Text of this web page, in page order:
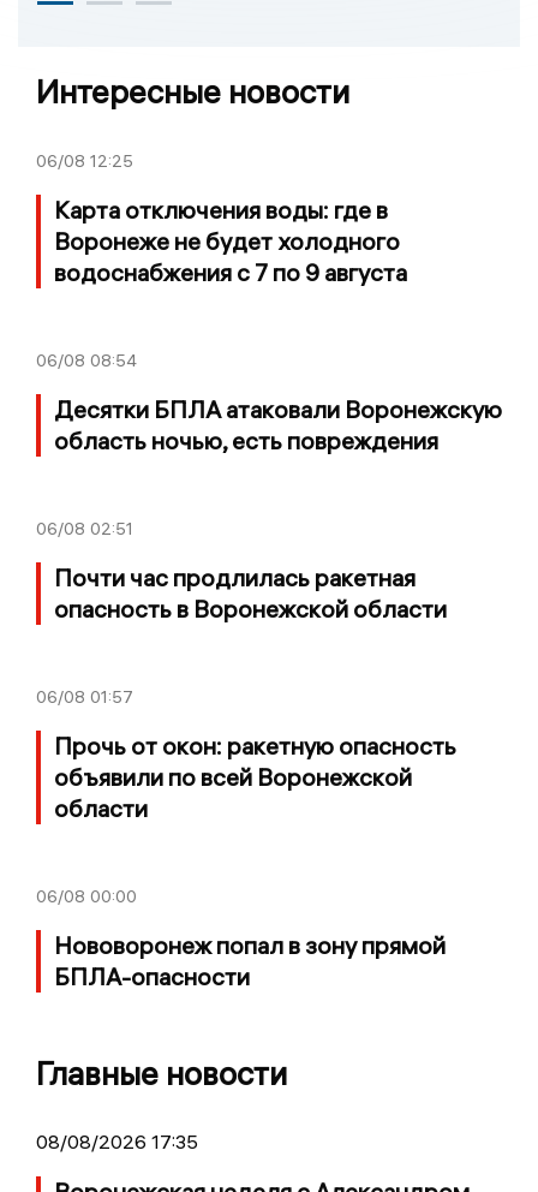
Интересные новости
06/08 12:25
Карта отключения воды: где в
Воронеже не будет холодного
водоснабжения с 7 по 9 августа
06/08 08:54
Десятки БПЛА атаковали Воронежскую
область ночью, есть повреждения
06/08 02:51
Почти час продлилась ракетная
опасность в Воронежской области
06/08 01:57
Прочь от окон: ракетную опасность
объявили по всей Воронежской
области
06/08 00:00
Нововоронеж попал в зону прямой
БПЛА-опасности
Главные новости
08/08/2026 17:35